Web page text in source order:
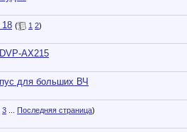
18 ( 1 2)
AX215
для больших ВЧ
3 Последняя страница)